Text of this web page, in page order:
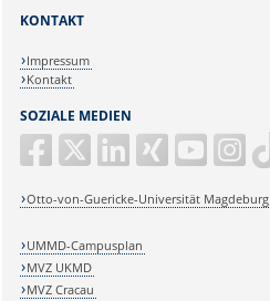
SOZIALE MEDIEN
Otto-von-Guericke-Universität Magdeburg
KONTAKT
Impressum
Kontakt
UMMD-Campusplan
MVZ UKMD
MVZ Cracau